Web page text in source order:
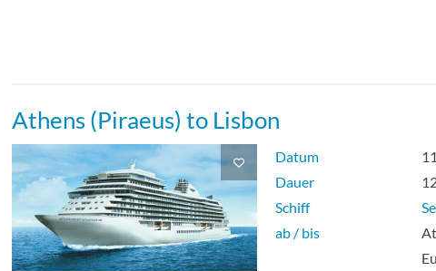
Athens (Piraeus) to Lisbon
Datum
Dauer
Schiff
ab / bis